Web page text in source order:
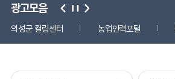
광고모음
의성군 컬링센터 농업인력포털